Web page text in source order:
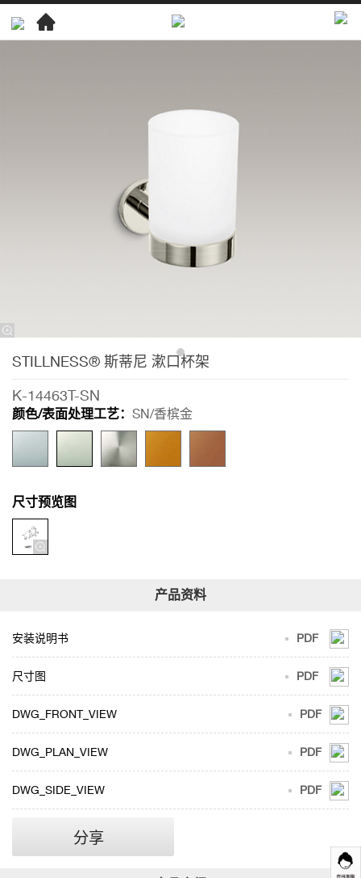
STILLNESS® 斯蒂尼 漱口杯架
K-14463T-SN
颜色/表面处理工艺： SN/香槟金
尺寸预览图
PDF
安装说明书
PDF
尺寸图
PDF
DWG_FRONT_VIEW
PDF
DWG_PLAN_VIEW
PDF
DWG_SIDE_VIEW
分享